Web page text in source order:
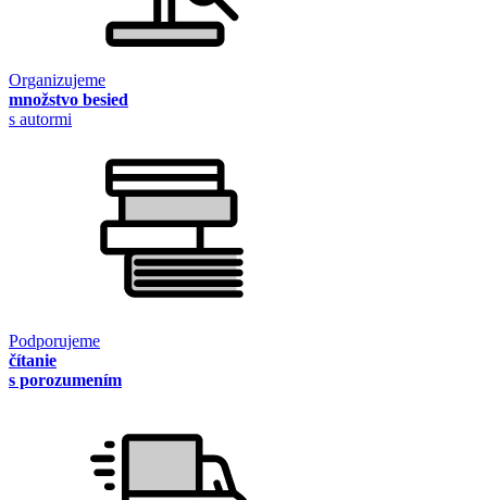
Organizujeme
množstvo besied
s autormi
Podporujeme
čítanie
s porozumením